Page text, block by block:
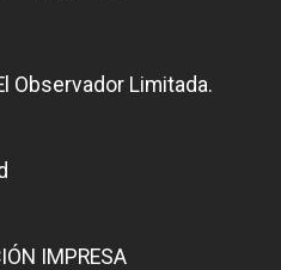
Observador Limitada.
IMPRESA